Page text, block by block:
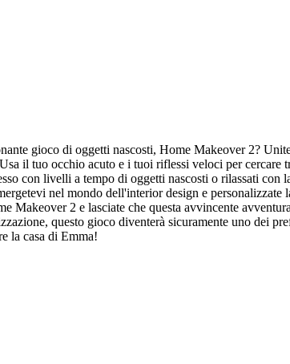
gioco di oggetti nascosti, Home Makeover 2?
il tuo occhio acuto e i tuoi riflessi veloci per
con livelli a tempo di oggetti nascosti o rilassati
nel mondo dell'interior design e
Makeover 2 e lasciate che questa avvincente
questo gioco diventerà sicuramente uno dei
la casa di Emma!